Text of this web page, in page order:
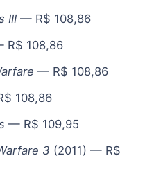
III— R$ 108,86
R$ 108,86
— R$ 108,86
108,86
— R$ 109,95
3 (2011) — R$